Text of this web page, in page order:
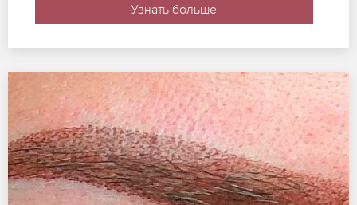
Узнать больше